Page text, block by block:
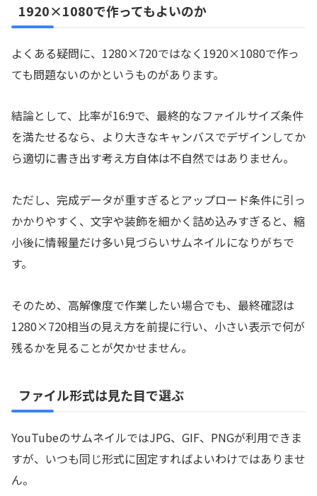
1920×1080で作ってもよいのか
よくある疑問に、1280×720ではなく1920×1080で作っ
ても問題ないのかというものがあります。
結論として、比率が16:9で、最終的なファイルサイズ条件
を満たせるなら、より大きなキャンバスでデザインしてか
ら適切に書き出す考え方自体は不自然ではありません。
ただし、完成データが重すぎるとアップロード条件に引っ
かかりやすく、文字や装飾を細かく詰め込みすぎると、縮
小後に情報量だけ多い見づらいサムネイルになりがちで
す。
そのため、高解像度で作業したい場合でも、最終確認は
1280×720相当の見え方を前提に行い、小さい表示で何が
残るかを見ることが欠かせません。
ファイル形式は見た目で選ぶ
YouTubeのサムネイルではJPG、GIF、PNGが利用できま
すが、いつも同じ形式に固定すればよいわけではありませ
ん。